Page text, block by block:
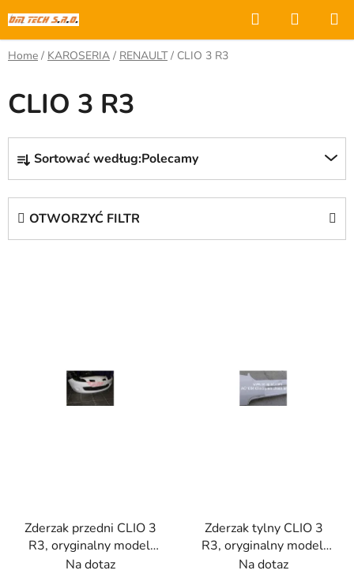
do
treści
Szukaj
Home / KAROSERIA / RENAULT / CLIO 3 R3
CLIO 3 R3
S
o
r
Sortować według:Polecamy
OTWORZYĆ FILTR
Zderzak przedni CLIO 3
R3, oryginalny model.
Włókno szklane.
Na dotaz
Zderzak tylny CLIO 3
R3, oryginalny model.
Włókno szklane
Na dotaz